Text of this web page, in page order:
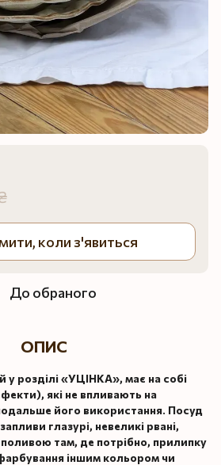
коли з'явиться
До обраного
ОПИС
у розділі «УЦІНКА», має на собі
які не впливають на
його використання. Посуд
глазурі, невеликі рвані,
там, де потрібно, прилипку
іншим кольором чи